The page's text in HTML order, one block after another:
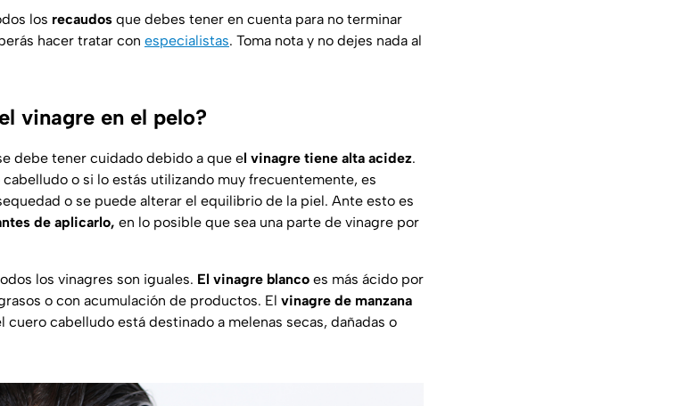
los recaudos que debes tener en cuenta para no terminar
hacer tratar con especialistas. Toma nota y no dejes nada al
vinagre en el pelo?
debe tener cuidado debido a que el vinagre tiene alta acidez.
o si lo estás utilizando muy frecuentemente, es
o se puede alterar el equilibrio de la piel. Ante esto es
de aplicarlo, en lo posible que sea una parte de vinagre por
los vinagres son iguales. El vinagre blanco es más ácido por
o con acumulación de productos. El vinagre de manzana
cuero cabelludo está destinado a melenas secas, dañadas o